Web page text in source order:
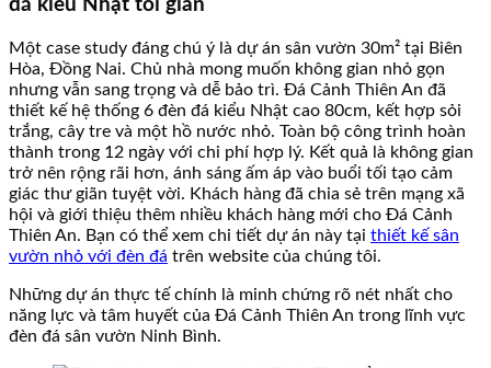
đá kiểu Nhật tối giản
Một case study đáng chú ý là dự án sân vườn 30m² tại Biên
Hòa, Đồng Nai. Chủ nhà mong muốn không gian nhỏ gọn
nhưng vẫn sang trọng và dễ bảo trì. Đá Cảnh Thiên An đã
thiết kế hệ thống 6 đèn đá kiểu Nhật cao 80cm, kết hợp sỏi
trắng, cây tre và một hồ nước nhỏ. Toàn bộ công trình hoàn
thành trong 12 ngày với chi phí hợp lý. Kết quả là không gian
trở nên rộng rãi hơn, ánh sáng ấm áp vào buổi tối tạo cảm
giác thư giãn tuyệt vời. Khách hàng đã chia sẻ trên mạng xã
hội và giới thiệu thêm nhiều khách hàng mới cho Đá Cảnh
Thiên An. Bạn có thể xem chi tiết dự án này tại thiết kế sân
vườn nhỏ với đèn đá trên website của chúng tôi.
Những dự án thực tế chính là minh chứng rõ nét nhất cho
năng lực và tâm huyết của Đá Cảnh Thiên An trong lĩnh vực
đèn đá sân vườn Ninh Bình.